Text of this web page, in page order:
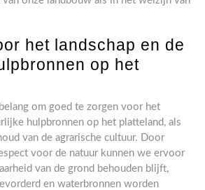
het landschap en de
op het
om goed te zorgen voor het
hulpbronnen op het platteland, als
van de agrarische cultuur. Door
voor de natuur kunnen we ervoor
van de grond behouden blijft,
en waterbronnen worden